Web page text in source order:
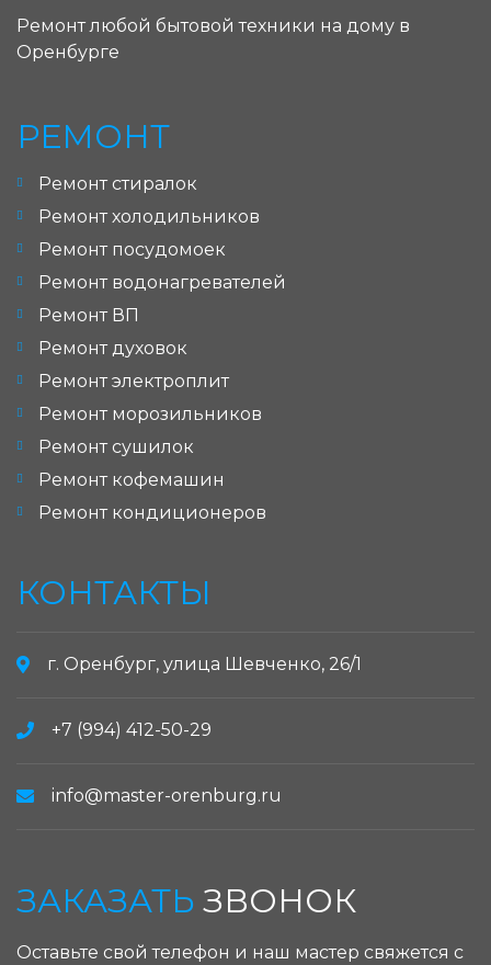
Ремонт любой бытовой техники на дому в
Оренбурге
РЕМОНТ
Ремонт стиралок
Ремонт холодильников
Ремонт посудомоек
Ремонт водонагревателей
Ремонт ВП
Ремонт духовок
Ремонт электроплит
Ремонт морозильников
Ремонт сушилок
Ремонт кофемашин
Ремонт кондиционеров
КОНТАКТЫ
г. Оренбург, улица Шевченко, 26/1
+7 (994) 412-50-29
info@master-orenburg.ru
ЗАКАЗАТЬ ЗВОНОК
Оставьте свой телефон и наш мастер свяжется с